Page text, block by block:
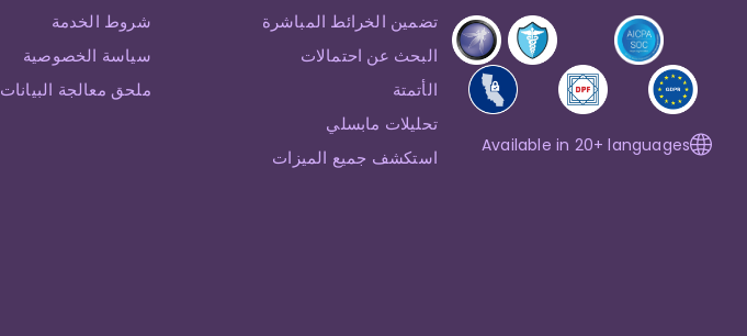
Available in 20+ languages
تضمين الخرائط المباشرة
البحث عن احتمالات
الأتمتة
تحليلات مابسلي
استكشف جميع الميزات
شروط الخدمة
سياسة الخصوصية
ملحق معالجة البيانات